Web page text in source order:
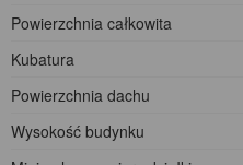
Powierzchnia całkowita
Kubatura
Powierzchnia dachu
Wysokość budynku